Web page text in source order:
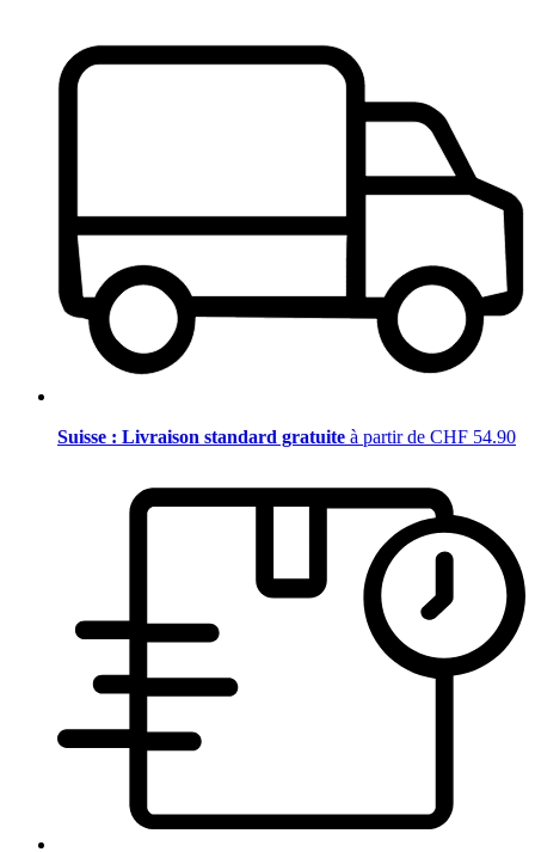
Suisse : Livraison standard gratuite à partir de CHF 54.90